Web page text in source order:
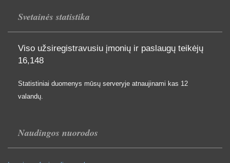
Svetainės statistika
Viso užsiregistravusiu įmonių ir paslaugų teikėjų
16,148
Statistiniai duomenys mūsų serveryje atnaujinami kas 12
valandų.
Naudingos nuorodos